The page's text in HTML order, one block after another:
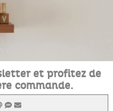
et profitez de
commande.